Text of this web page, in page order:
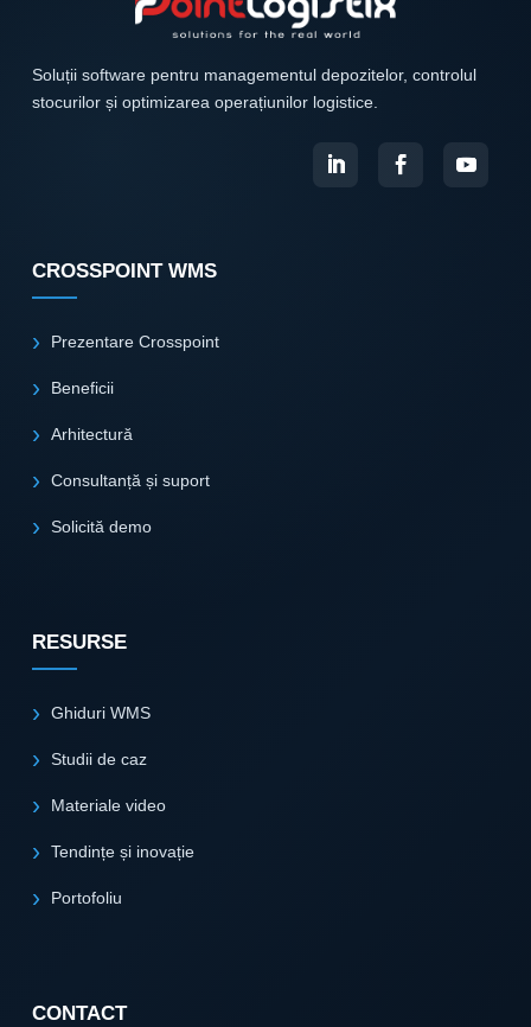
Soluții software pentru managementul depozitelor, controlul
stocurilor și optimizarea operațiunilor logistice.
CROSSPOINT WMS
Prezentare Crosspoint
Beneficii
Arhitectură
Consultanță și suport
Solicită demo
RESURSE
Ghiduri WMS
Studii de caz
Materiale video
Tendințe și inovație
Portofoliu
CONTACT